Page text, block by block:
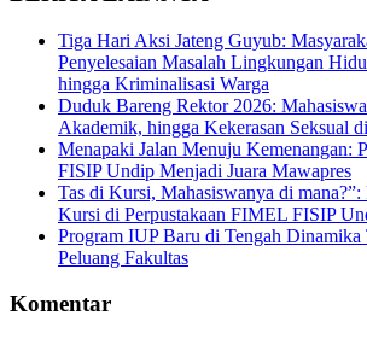
Tiga Hari Aksi Jateng Guyub:
Penyelesaian Masalah Lingkungan
hingga Kriminalisasi Warga
Duduk Bareng Rektor 2026:
Akademik, hingga Kekerasan Seksual
Menapaki Jalan Menuju Kemenangan:
FISIP Undip Menjadi Juara Mawapres
Tas di Kursi, Mahasiswanya di mana?”:
Kursi di Perpustakaan FIMEL FISIP
Program IUP Baru di Tengah Dinamika
Peluang Fakultas
Komentar